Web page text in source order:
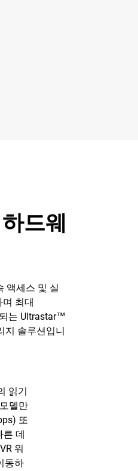
드웨
액세스 및 실
며 최대
는 Ultrastar™
지 솔루션입니
읽기
모델만
또
른 데
워
동하